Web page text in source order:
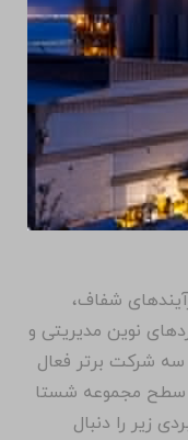
شفاف،
نوین مدیریتی و
سه شرکت برتر فعال
سطح مجموعه شستا
زیر را دنبال